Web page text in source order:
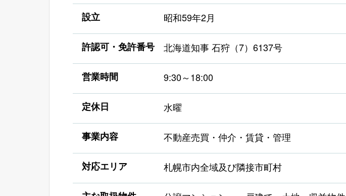
設立 昭和59年2月
許認可・免許番号 北海道知事 石狩（7）6137号
営業時間 9:30～18:00
定休日 水曜
事業内容 不動産売買・仲介・賃貸・管理
対応エリア 札幌市内全域及び隣接市町村